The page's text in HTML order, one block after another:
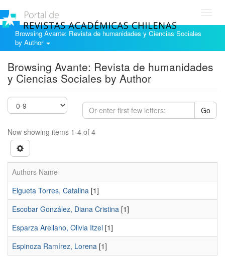
Browsing Avante: Revista de humanidades y Ciencias Sociales
by Author
Browsing Avante: Revista de humanidades
y Ciencias Sociales by Author
Go
Now showing items 1-4 of 4
Authors Name
Elgueta Torres, Catalina [1]
Escobar González, Diana Cristina [1]
Esparza Arellano, Olivia Itzel [1]
Espinoza Ramírez, Lorena [1]